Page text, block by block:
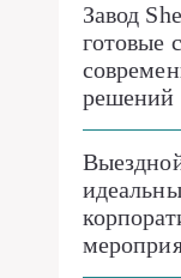
Завод
готовые
решений